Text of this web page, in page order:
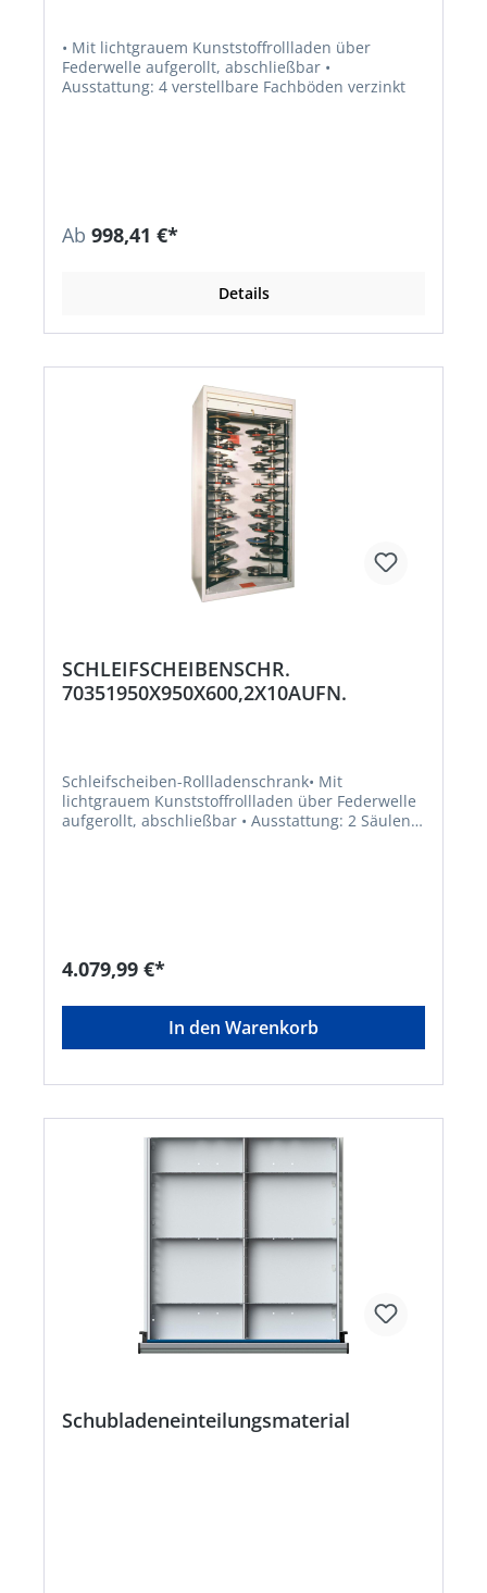
• Mit lichtgrauem Kunststoffrollladen über
Federwelle aufgerollt, abschließbar •
Ausstattung: 4 verstellbare Fachböden verzinkt
Ab 998,41 €*
Details
SCHLEIFSCHEIBENSCHR.
70351950X950X600,2X10AUFN.
Schleifscheiben-Rollladenschrank• Mit
lichtgrauem Kunststoffrollladen über Federwelle
aufgerollt, abschließbar • Ausstattung: 2 Säulen
4.079,99 €*
In den Warenkorb
Schubladeneinteilungsmaterial